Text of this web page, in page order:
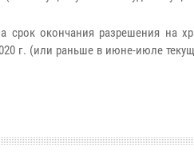
срок окончания разрешения на
г. (или раньше в июне-июле